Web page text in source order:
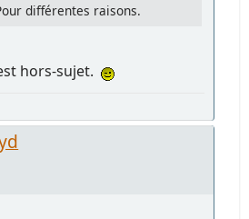
différentes raisons.
hors-sujet.